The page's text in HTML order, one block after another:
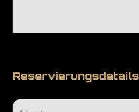
Reservierungsdetails